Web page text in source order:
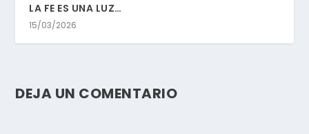
LA FE ES UNA LUZ…
15/03/2026
DEJA UN COMENTARIO